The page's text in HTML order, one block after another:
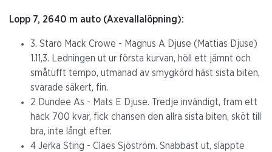
Lopp 7, 2640 m auto (Axevallalöpning):
3. Staro Mack Crowe - Magnus A Djuse (Mattias Djuse)
1.11,3. Ledningen ut ur första kurvan, höll ett jämnt och
småtufft tempo, utmanad av smygkörd häst sista biten,
svarade säkert, fin.
2 Dundee As - Mats E Djuse. Tredje invändigt, fram ett
hack 700 kvar, fick chansen den allra sista biten, sköt till
bra, inte långt efter.
4 Jerka Sting - Claes Sjöström. Snabbast ut, släppte